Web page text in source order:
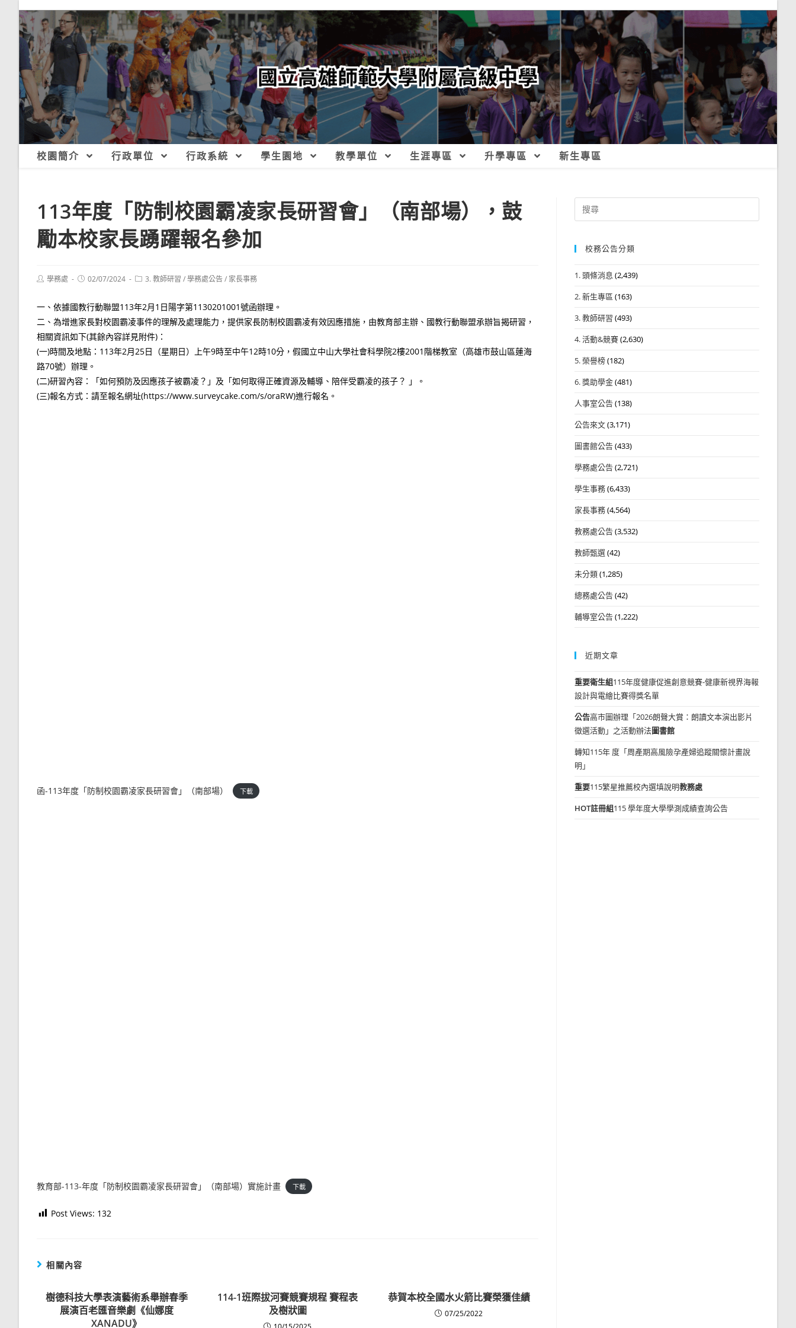
校園簡介 行政單位 行政系統 學生園地 教學單位 生涯專區 升學專區 新生專區
113年度「防制校園霸凌家長研習會」（南部場），鼓
勵本校家長踴躍報名參加
Post學務處
Post02/07/2024
Post3. 教師研習 /學務處公告/ 家長事務
一、依據國教行動聯盟113年2月1日陽字第1130201001號函辦理。
二、為增進家長對校園霸凌事件的理解及處理能力，提供家長防制校園霸凌有效因應措施，由教育部主辦、國教行動聯盟承辦旨揭研習，
相關資訊如下(其餘內容詳見附件)：
(一)時間及地點：113年2月25日（星期日）上午9時至中午12時10分，假國立中山大學社會科學院2樓2001階梯教室（高雄市鼓山區蓮海
路70號）辦理。
(二)研習內容：「如何預防及因應孩子被霸凌？」及「如何取得正確資源及輔導、陪伴受霸凌的孩子？ 」。
(三)報名方式：請至報名網址(https://www.surveycake.com/s/oraRW)進行報名。
函-113年度「防制校園霸凌家長研習會」（南部場） 下載
教育部-113-年度「防制校園霸凌家長研習會」（南部場）實施計畫 下載
Post Views: 132
相關內容
樹德科技大學表演藝術系舉辦春季
展演百老匯音樂劇《仙娜度
XANADU》
114-1班際拔河賽競賽規程 賽程表
及樹狀圖
恭賀本校全國水火箭比賽榮獲佳績
07/25/2022
Search
for:
校務公告分類
1. 頭條消息 (2,439)
2. 新生專區 (163)
3. 教師研習 (493)
4. 活動&競賽(2,630)
5. 榮譽榜(182)
6. 獎助學金(481)
人事室公告(138)
公告來文(3,171)
圖書館公告(433)
學務處公告(2,721)
學生事務(6,433)
家長事務(4,564)
教務處公告(3,532)
教師甄選(42)
未分類(1,285)
總務處公告(42)
輔導室公告(1,222)
近期文章
重要衛生組115年度健康促進創意競賽-健康新視界海報
設計與電繪比賽得獎名單
公告高市圖辦理「2026朗聲大賞：朗讀文本演出影片
徵選活動」之活動辦法圖書館
轉知115年 度「周產期高風險孕產婦追蹤關懷計畫說
明」
重要115繁星推薦校內選填說明教務處
HOT註冊組115 學年度大學學測成績查詢公告